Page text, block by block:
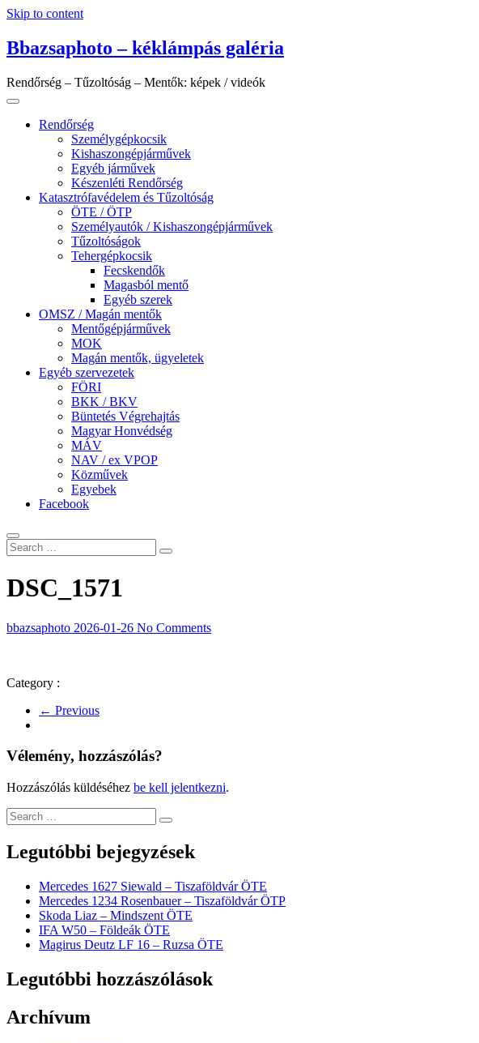
Skip to content
Bbazsaphoto – kéklámpás galéria
Rendőrség – Tűzoltóság – Mentők: képek / videók
Rendőrség
Személygépkocsik
Kishaszongépjárművek
Egyéb járművek
Készenléti Rendőrség
Katasztrófavédelem és Tűzoltóság
ÖTE / ÖTP
Személyautók / Kishaszongépjárművek
Tűzoltóságok
Tehergépkocsik
Fecskendők
Magasból mentő
Egyéb szerek
OMSZ / Magán mentők
Mentőgépjárművek
MOK
Magán mentők, ügyeletek
Egyéb szervezetek
FÖRI
BKK / BKV
Büntetés Végrehajtás
Magyar Honvédség
MÁV
NAV / ex VPOP
Közművek
Egyebek
Facebook
DSC_1571
bbazsaphoto 2026-01-26 No Comments
Category :
← Previous
Vélemény, hozzászólás?
Hozzászólás küldéséhez be kell jelentkezni.
Legutóbbi bejegyzések
Mercedes 1627 Siewald – Tiszaföldvár ÖTE
Mercedes 1234 Rosenbauer – Tiszaföldvár ÖTP
Skoda Liaz – Mindszent ÖTE
IFA W50 – Földeák ÖTE
Magirus Deutz LF 16 – Ruzsa ÖTE
Legutóbbi hozzászólások
Archívum